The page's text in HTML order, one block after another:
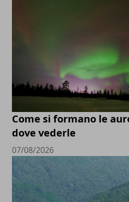
Come si formano le
dove vederle
07/08/2026